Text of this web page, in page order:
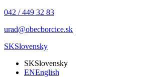
042 / 449 32 83
urad@obecborcice.sk
SKSlovensky
SKSlovensky
ENEnglish